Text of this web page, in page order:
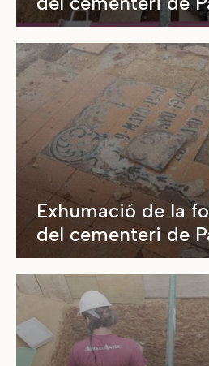
Exhumació de la
del cementeri de